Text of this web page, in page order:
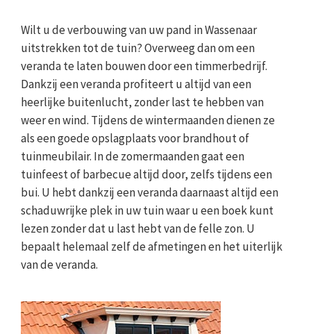
Wilt u de verbouwing van uw pand in Wassenaar
uitstrekken tot de tuin? Overweeg dan om een
veranda te laten bouwen door een timmerbedrijf.
Dankzij een veranda profiteert u altijd van een
heerlijke buitenlucht, zonder last te hebben van
weer en wind. Tijdens de wintermaanden dienen ze
als een goede opslagplaats voor brandhout of
tuinmeubilair. In de zomermaanden gaat een
tuinfeest of barbecue altijd door, zelfs tijdens een
bui. U hebt dankzij een veranda daarnaast altijd een
schaduwrijke plek in uw tuin waar u een boek kunt
lezen zonder dat u last hebt van de felle zon. U
bepaalt helemaal zelf de afmetingen en het uiterlijk
van de veranda.